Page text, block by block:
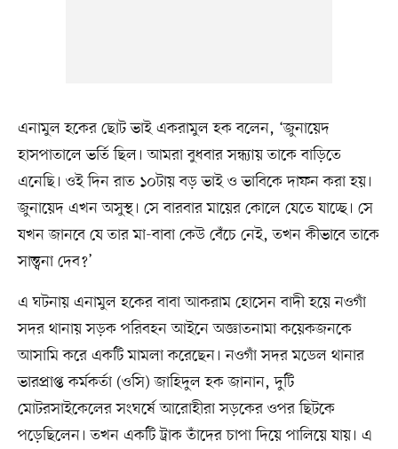
এনামুল হকের ছোট ভাই একরামুল হক বলেন, ‘জুনায়েদ
হাসপাতালে ভর্তি ছিল। আমরা বুধবার সন্ধ্যায় তাকে বাড়িতে
এনেছি। ওই দিন রাত ১০টায় বড় ভাই ও ভাবিকে দাফন করা হয়।
জুনায়েদ এখন অসুস্থ। সে বারবার মায়ের কোলে যেতে যাচ্ছে। সে
যখন জানবে যে তার মা-বাবা কেউ বেঁচে নেই, তখন কীভাবে তাকে
সান্ত্বনা দেব?’
এ ঘটনায় এনামুল হকের বাবা আকরাম হোসেন বাদী হয়ে নওগাঁ
সদর থানায় সড়ক পরিবহন আইনে অজ্ঞাতনামা কয়েকজনকে
আসামি করে একটি মামলা করেছেন। নওগাঁ সদর মডেল থানার
ভারপ্রাপ্ত কর্মকর্তা (ওসি) জাহিদুল হক জানান, দুটি
মোটরসাইকেলের সংঘর্ষে আরোহীরা সড়কের ওপর ছিটকে
পড়েছিলেন। তখন একটি ট্রাক তাঁদের চাপা দিয়ে পালিয়ে যায়। এ